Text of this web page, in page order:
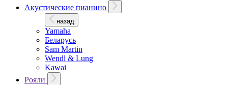
Акустические пианино
назад
Yamaha
Беларусь
Sam Martin
Wendl & Lung
Kawai
Рояли